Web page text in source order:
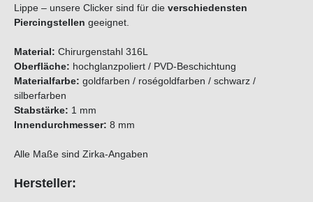
Lippe – unsere Clicker sind für die verschiedensten
Piercingstellen geeignet.
Material: Chirurgenstahl 316L
Oberfläche: hochglanzpoliert / PVD-Beschichtung
Materialfarbe: goldfarben / roségoldfarben / schwarz /
silberfarben
Stabstärke: 1 mm
Innendurchmesser: 8 mm
Alle Maße sind Zirka-Angaben
Hersteller: